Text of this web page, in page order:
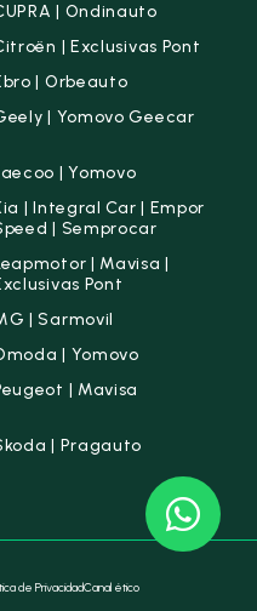
| Ondinauto
| Exclusivas Pont
| Orbeauto
| Yomovo Geecar
| Yomovo
| Integral Car | Empor
| Semprocar
| Mavisa |
Pont
| Sarmovil
| Yomovo
| Mavisa
| Pragauto
de PrivacidadCanal ético